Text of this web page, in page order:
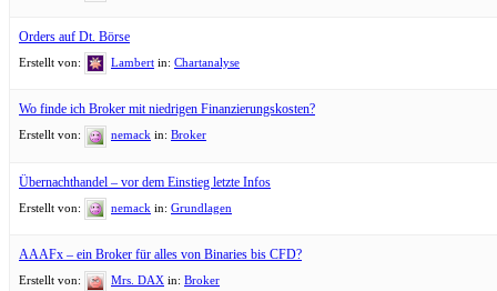
Orders auf Dt. Börse
Erstellt von: Lambert in: Chartanalyse
Wo finde ich Broker mit niedrigen Finanzierungskosten?
Erstellt von: nemack in: Broker
Übernachthandel – vor dem Einstieg letzte Infos
Erstellt von: nemack in: Grundlagen
AAAFx – ein Broker für alles von Binaries bis CFD?
Erstellt von: Mrs. DAX in: Broker